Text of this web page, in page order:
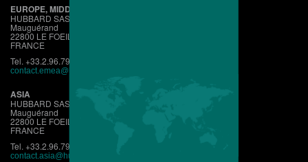
EUROPE, MIDDLE EAST, AFRICA
HUBBARD SAS
Mauguérand
22800 LE FOEIL - QUINTIN
FRANCE
Tel. +33.2.96.79.63.70
contact.emea@hubbardbreeders.com
ASIA
HUBBARD SAS
Mauguérand
22800 LE FOEIL - QUINTIN
FRANCE
Tel. +33.2.96.79.63.70
contact.asia@hubbardbreeders.com